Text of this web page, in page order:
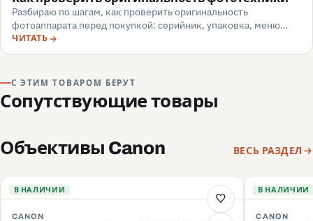
Разбираю по шагам, как проверить оригинальность
фотоаппарата перед покупкой: серийник, упаковка, меню
камеры, маркировка, документы — и какие красные флаги
говорят о подделке или сером импорте.
ЧИТАТЬ
С ЭТИМ ТОВАРОМ БЕРУТ
Сопутствующие товары
Объективы Canon ВЕСЬ РАЗДЕЛ
В НАЛИЧИИ
CANON
В НАЛИЧИИ
CANON